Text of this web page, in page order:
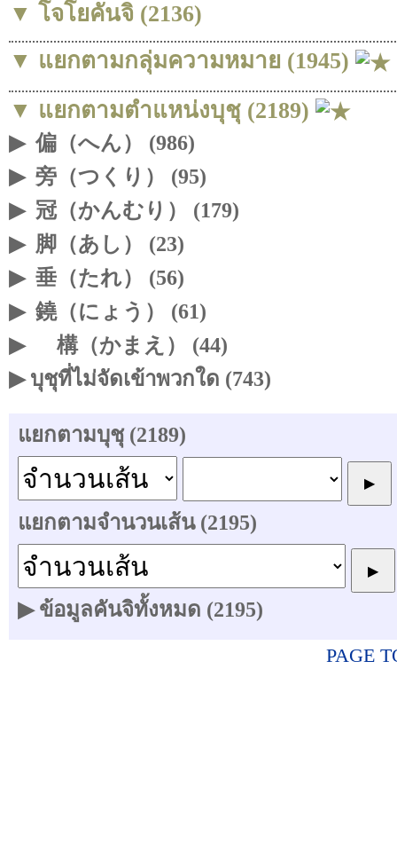
▼ โจโยคันจิ (2136)
▼ แยกตามกลุ่มความหมาย (1945)
▼ แยกตามตำแหน่งบุชุ (2189)
▶ 偏（へん） (986)
▶ 旁（つくり） (95)
▶ 冠（かんむり） (179)
▶ 脚（あし） (23)
▶ 垂（たれ） (56)
▶ 鐃（にょう） (61)
▶
構（かまえ） (44)
▶ บุชุที่ไม่จัดเข้าพวกใด (743)
แยกตามบุชุ (2189)
แยกตามจำนวนเส้น (2195)
▶ ข้อมูลคันจิทั้งหมด (2195)
PAGE